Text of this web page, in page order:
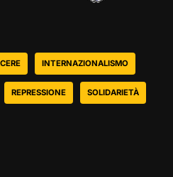
INTERNAZIONALISMO
REPRESSIONE SOLIDARIETÀ